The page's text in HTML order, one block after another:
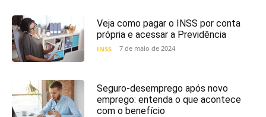
Veja como pagar o INSS por conta
própria e acessar a Previdência
INSS 7 de maio de 2024
Seguro-desemprego após novo
emprego: entenda o que acontece
com o benefício